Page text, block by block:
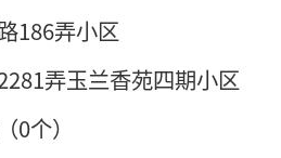
186弄小区
弄玉兰香苑四期小区
0个）